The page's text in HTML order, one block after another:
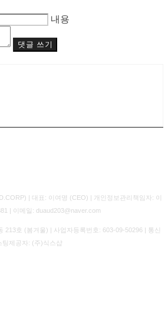
내용
댓글 쓰기
| 대표: 이여명 (CEO) | 개인정보관리책임자: 이
| 이메일: duaud203@naver.com
213호 (봄겨울) | 사업자등록번호: 603-09-50296 | 통신
팅제공자: (주)식스샵